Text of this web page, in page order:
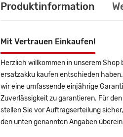
Produktinformation
Mit Vertrauen Einkaufen!
Herzlich willkommen in unserem
ersatzakku kaufen entschieden
wir eine umfassende einjährige
Zuverlässigkeit zu garantieren. Für
stellen Sie vor Auftragserteilung
den unten genannten Angaben